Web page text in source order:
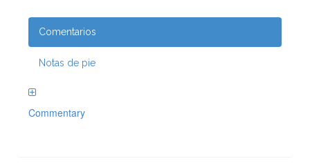
Comentarios
Notas de pie
Commentary